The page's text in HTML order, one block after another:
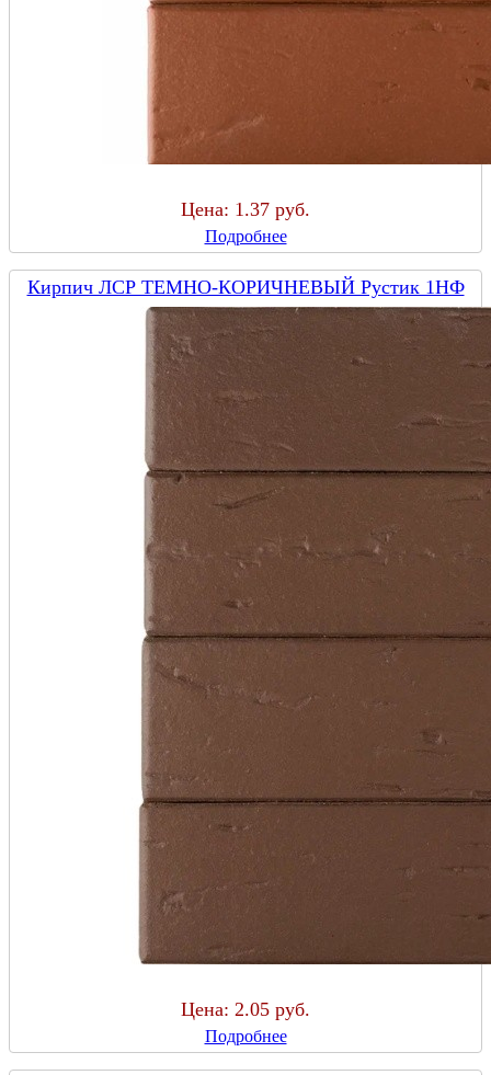
Цена: 1.37 руб.
Подробнее
Кирпич ЛСР ТЕМНО-КОРИЧНЕВЫЙ Рустик 1НФ
Цена: 2.05 руб.
Подробнее